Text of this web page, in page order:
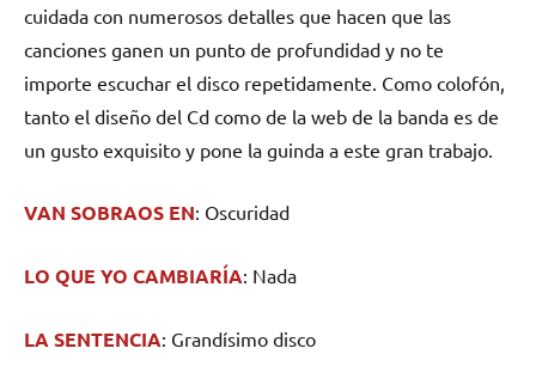
cuidada con numerosos detalles que hacen que las
canciones ganen un punto de profundidad y no te
importe escuchar el disco repetidamente. Como colofón,
tanto el diseño del Cd como de la web de la banda es de
un gusto exquisito y pone la guinda a este gran trabajo.
VAN SOBRAOS EN: Oscuridad
LO QUE YO CAMBIARÍA: Nada
LA SENTENCIA: Grandísimo disco